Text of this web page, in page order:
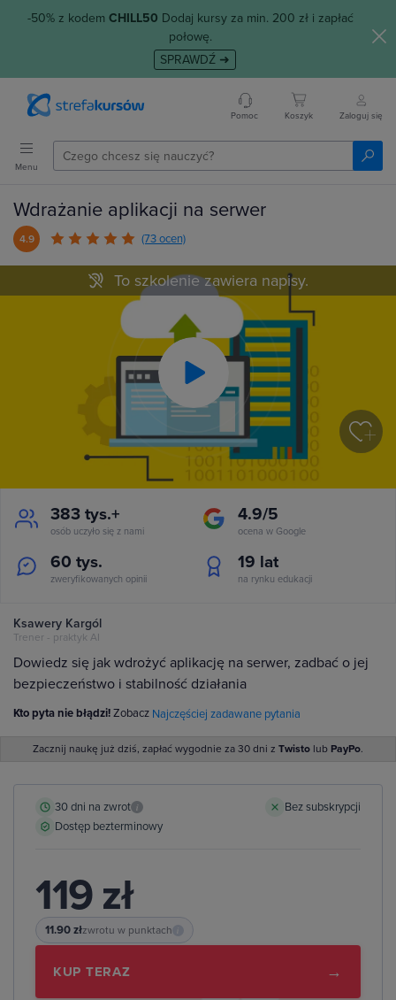
-50% z kodem CHILL50 Dodaj kursy za min. 200 zł i zapłać
połowę.
SPRAWDŹ ➜
Pomoc Koszyk Zaloguj się
Menu
Wdrażanie aplikacji na serwer
4.9 (73 ocen)
Play
To szkolenie zawiera napisy.
383 tys.+
osób uczyło się z nami
4.9/5
ocena w Google
60 tys.
zweryfikowanych opinii
19 lat
na rynku edukacji
Ksawery Kargól
Trener - praktyk AI
Dowiedz się jak wdrożyć aplikację na serwer, zadbać o jej
bezpieczeństwo i stabilność działania
Kto pyta nie błądzi!Zobacz Najczęściej zadawane pytania
Zacznij naukę już dziś, zapłać wygodnie za 30 dni z Twisto lub PayPo.
30 dni na zwrot i
Bez subskrypcji
Dostęp bezterminowy
119 zł
11.90 złzwrotu w punktach
KUP TERAZ →